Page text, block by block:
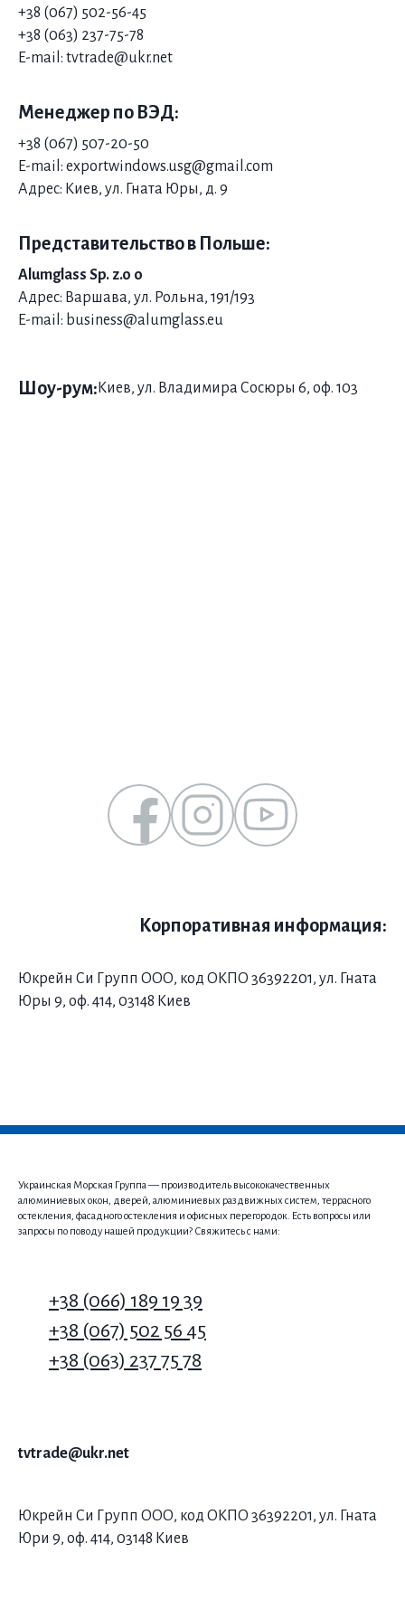
+38 (067) 502-56-45
+38 (063) 237-75-78
E-mail: tvtrade@ukr.net
Менеджер по ВЭД:
+38 (067) 507-20-50
E-mail: exportwindows.usg@gmail.com
Адрес: Киев, ул. Гната Юры, д. 9
Представительство в Польше:
Alumglass Sp. z.o o
Адрес: Варшава, ул. Рольна, 191/193
E-mail: business@alumglass.eu
Шоу-рум: Киев, ул. Владимира Сосюры 6, оф. 103
Корпоративная информация:
Юкрейн Си Групп ООО, код ОКПО 36392201, ул. Гната
Юры 9, оф. 414, 03148 Киев
Украинская Морская Группа — производитель высококачественных
алюминиевых окон, дверей, алюминиевых раздвижных систем, террасного
остекления, фасадного остекления и офисных перегородок. Есть вопросы или
запросы по поводу нашей продукции? Свяжитесь с нами:
+38 (066) 189 19 39
+38 (067) 502 56 45
+38 (063) 237 75 78
tvtrade@ukr.net
Юкрейн Си Групп ООО, код ОКПО 36392201, ул. Гната
Юри 9, оф. 414, 03148 Киев